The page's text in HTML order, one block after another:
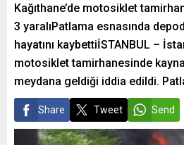
Kağıthane’de motosiklet
3 yaralıPatlama esnasında
hayatını kaybettiİSTANBUL –
motosiklet tamirhanesinde
meydana geldiği iddia edildi.
Share Tweet Send